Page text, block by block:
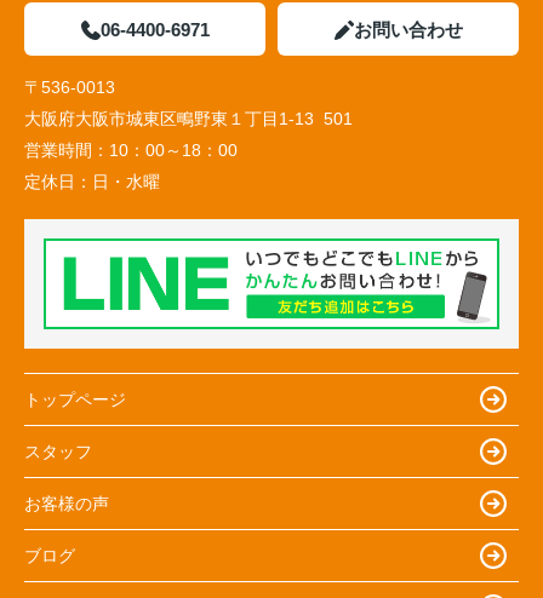
06-4400-6971 お問い合わせ
〒536-0013
大阪府大阪市城東区鴫野東１丁目1-13 501
営業時間： 10：00～18：00
定休日： 日・水曜
トップページ
スタッフ
お客様の声
ブログ